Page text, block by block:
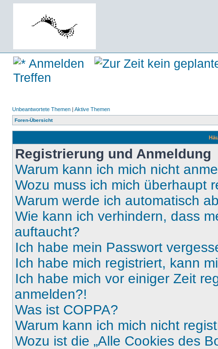
Anmelden
Treffen
Unbeantwortete Themen | Aktive Themen
Foren-Übersicht
Registrierung und Anmeldung
Warum kann ich mich nicht
Wozu muss ich mich überhaupt
Warum werde ich automatisch
Wie kann ich verhindern, dass
auftaucht?
Ich habe mein Passwort
Ich habe mich registriert, kann
Ich habe mich vor einiger Zeit
anmelden?!
Was ist COPPA?
Warum kann ich mich nicht
Wozu ist die „Alle Cookies des